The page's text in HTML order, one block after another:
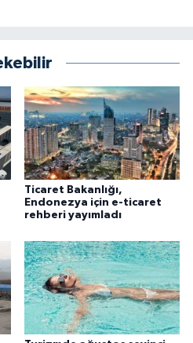
Ticaret Bakanlığı,
Endonezya için e-ticaret
rehberi yayımladı